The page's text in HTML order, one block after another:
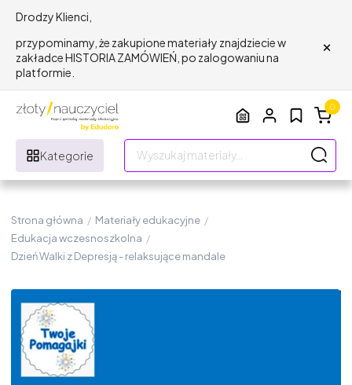
Drodzy Klienci,
przypominamy, że zakupione materiały znajdziecie w
zakładce HISTORIA ZAMÓWIEŃ, po zalogowaniu na
platformie.
×
Kategorie
0
Strona główna / Materiały edukacyjne /
Edukacja wczesnoszkolna /
Dzień Walki z Depresją - relaksujące mandale